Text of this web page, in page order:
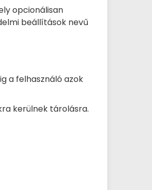
opcionálisan
beállítások nevű
a felhasználó azok
kerülnek tárolásra.